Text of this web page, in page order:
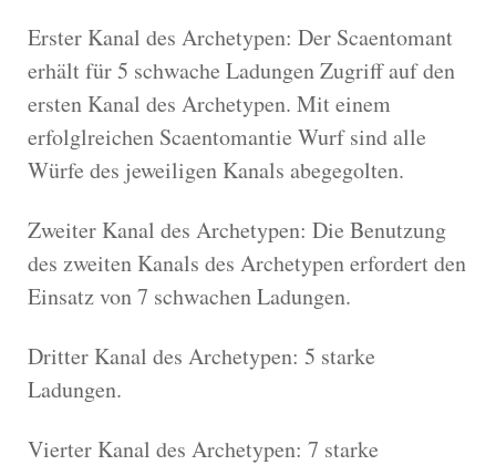
Erster Kanal des Archetypen: Der Scaentomant
erhält für 5 schwache Ladungen Zugriff auf den
ersten Kanal des Archetypen. Mit einem
erfolglreichen Scaentomantie Wurf sind alle
Würfe des jeweiligen Kanals abegegolten.
Zweiter Kanal des Archetypen: Die Benutzung
des zweiten Kanals des Archetypen erfordert den
Einsatz von 7 schwachen Ladungen.
Dritter Kanal des Archetypen: 5 starke
Ladungen.
Vierter Kanal des Archetypen: 7 starke